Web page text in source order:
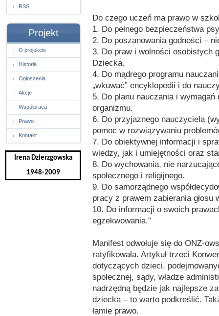
RSS
Projekt
O projekcie
Historia
Ogłoszenia
Akcje
Współpraca
Prawo
Kontakt
Irena Dzierzgowska
1948-2009
Do czego uczeń ma prawo w
1. Do pełnego bezpieczeństwa
2. Do poszanowania godności –
3. Do praw i wolności osobistych
Dziecka.
4. Do mądrego programu
„wkuwać” encyklopedii i do
5. Do planu nauczania i
organizmu.
6. Do przyjaznego nauczyciela
pomoc w rozwiązywaniu
7. Do obiektywnej informacji i
wiedzy, jak i umiejętności oraz
8. Do wychowania, nie
społecznego i religijnego.
9. Do samorządnego
pracy z prawem zabierania
10. Do informacji o swoich
egzekwowania.”
Manifest odwołuje się do ONZ-
ratyfikowała. Artykuł trzeci
dotyczących dzieci,
społecznej, sądy, władze
nadrzędną będzie jak najlepsze
dziecka – to warto podkreślić.
łamie prawo.